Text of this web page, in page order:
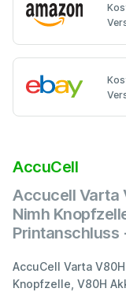
AccuCell
Accucell Varta
Nimh
Printanschluss
AccuCell Varta
Knopfzelle, V80H